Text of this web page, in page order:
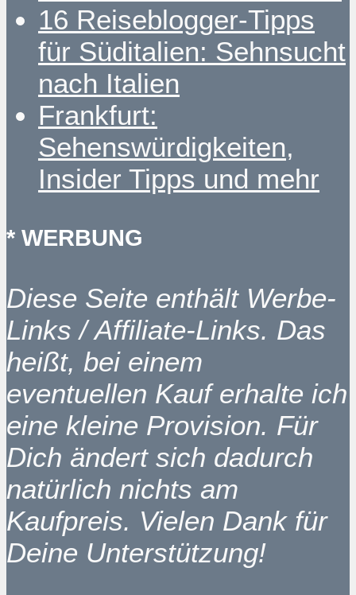
16 Reiseblogger-Tipps
für Süditalien: Sehnsucht
nach Italien
Frankfurt:
Sehenswürdigkeiten,
Insider Tipps und mehr
* WERBUNG
Diese Seite enthält Werbe-
Links / Affiliate-Links. Das
heißt, bei einem
eventuellen Kauf erhalte ich
eine kleine Provision. Für
Dich ändert sich dadurch
natürlich nichts am
Kaufpreis. Vielen Dank für
Deine Unterstützung!